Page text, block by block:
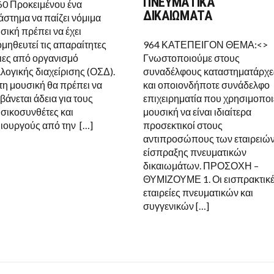
ΚΑΤΑΣΤΗΜΑΤΑ
Προκειμένου ένα
να παίζει νόμιμα
πρέπει να έχει
τις απαραίτητες
από οργανισμό
διαχείρισης (ΟΣΔ).
μουσική θα πρέπει να
άδεια για τους
και
από την […]
ΔΙΚΑΙΩΜΑΤΑ
964 ΚΑΤΕΠΕΙΓΟΝ ΘΕΜΑ:<>
Γνωστοποιούμε στους
συναδέλφους
και οποιονδήποτε συνάδελφο
επιχειρηματία που
μουσική να είναι ιδιαίτερα
προσεκτικοί στους
αντιπροσώπους των
είσπραξης πνευματικών
δικαιωμάτων. ΠΡΟΣΟΧΗ –
ΘΥΜΙΖΟΥΜΕ 1. Οι
εταιρείες πνευματικών και
συγγενικών […]